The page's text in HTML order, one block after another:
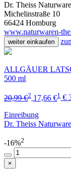
Dr. Theiss
Michelinstraße 10
66424 Homburg
www.naturwaren-
weiter einkaufen
ALLGÄUER
500 ml
20,99 €2 17,66 €1 €
Einreibung
Dr. Theiss
-16%2
×